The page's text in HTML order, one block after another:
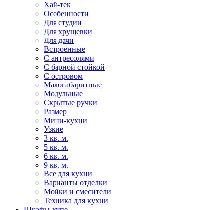
Хай-тек
Особенности
Для студии
Для хрущевки
Для дачи
Встроенные
С антресолями
С барной стойкой
С островом
Малогабаритные
Модульные
Скрытые ручки
Размер
Мини-кухни
Узкие
3 кв. м.
5 кв. м.
6 кв. м.
9 кв. м.
Все для кухни
Варианты отделки
Мойки и смесители
Техника для кухни